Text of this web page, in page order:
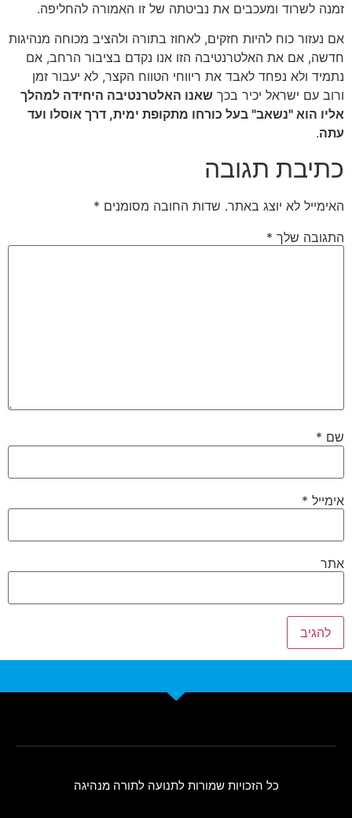
זמנה לשרוד ומעכבים את נביטתה של זו האמורה להחליפה.
אם נעזור כוח להיות חזקים, לאחוז בתורה ולהציב מכוחה מנהיגות
חדשה, אם את האלטרנטיבה הזו אנו נקדם בציבור הרחב, אם
נתמיד ולא נפחד לאבד את ריווחי הטווח הקצר, לא יעבור זמן
ורוב עם ישראל יכיר בכך שאנו האלטרנטיבה היחידה למהלך
אליו הוא "נשאב" בעל כורחו מתקופת ימית, דרך אוסלו ועד
עתה.
כתיבת תגובה
האימייל לא יוצג באתר. שדות החובה מסומנים *
התגובה שלך *
שם *
אימייל *
אתר
כל הזכויות שמורות לתנועה לתורה מנהיגה